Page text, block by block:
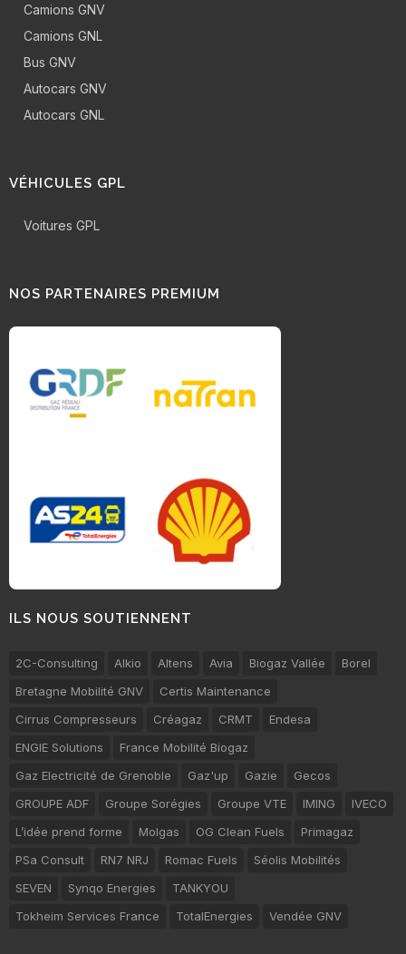
Camions GNV
Camions GNL
Bus GNV
Autocars GNV
Autocars GNL
VÉHICULES GPL
Voitures GPL
NOS PARTENAIRES PREMIUM
ILS NOUS SOUTIENNENT
2C-Consulting Alkio Altens Avia Biogaz Vallée
Borel
Bretagne Mobilité GNV
Certis Maintenance
Cirrus Compresseurs
Créagaz CRMT
Endesa
ENGIE Solutions
France Mobilité Biogaz
Gaz Electricité de Grenoble
Gaz'up Gazie
Gecos
GROUPE ADF
Groupe Sorégies Groupe VTE IMING
IVECO
L’idée prend forme
Molgas OG Clean Fuels
Primagaz
PSa Consult
RN7 NRJ Romac Fuels
Séolis Mobilités
SEVEN
Synqo Energies
TANKYOU
Tokheim Services France
TotalEnergies Vendée GNV